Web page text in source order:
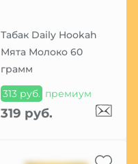
Табак Daily Hookah
Мята Молоко 60
грамм
313 руб. премиум
319 руб.